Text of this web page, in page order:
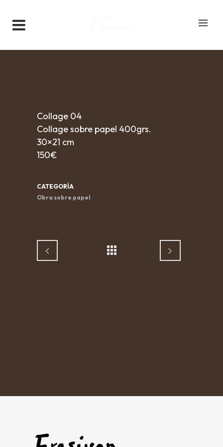
Collage 04
Collage sobre papel 400grs.
30×21 cm
150€
CATEGORÍA
Obra sobre papel